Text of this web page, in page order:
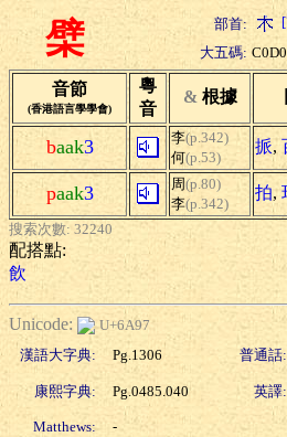
檗 部首:
大五碼: C0D0
音節
(香港語言學學會)
粵
音
& 根據
baak3 李(p.342)
何(p.53)
挀,
paak3 周(p.80)
李(p.342)
拍,
搜索次數: 32240
配搭點:
飲
Unicode:
U+6A97
漢語大字典:
Pg.1306 普通話:
康熙字典: Pg.0485.040 英譯:
Matthews: -